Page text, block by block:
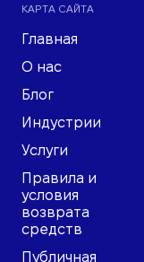
КАРТА САЙТА
Главная
О нас
Блог
Индустрии
Услуги
Правила и
условия
возврата
средств
Публичная